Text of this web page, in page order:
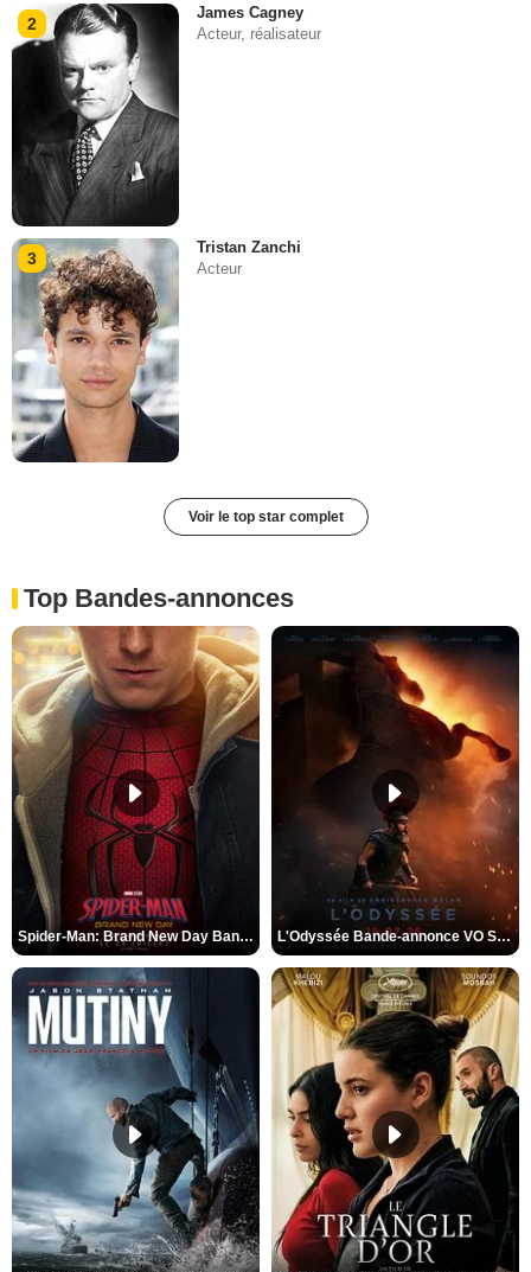
2
James Cagney
Acteur, réalisateur
3
Tristan Zanchi
Acteur
Voir le top star complet
Top Bandes-annonces
Spider-Man: Brand New Day Bande-annonce VO STFR L'Odyssée Bande-annonce VO STFR